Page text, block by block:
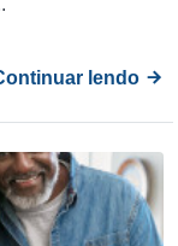
lendo